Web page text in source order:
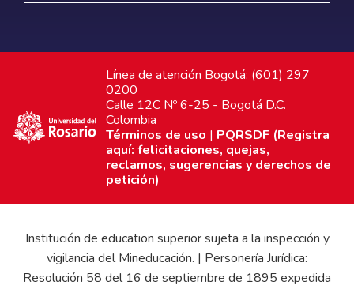
Línea de atención Bogotá: (601) 297
0200
Calle 12C Nº 6-25 - Bogotá D.C.
Colombia
Términos de uso | PQRSDF (Registra
aquí: felicitaciones, quejas,
reclamos, sugerencias y derechos de
petición)
Institución de education superior sujeta a la inspección y
vigilancia del Mineducación. | Personería Jurídica:
Resolución 58 del 16 de septiembre de 1895 expedida